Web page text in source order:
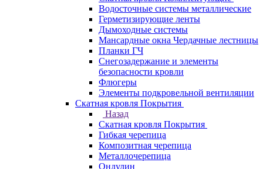
Водосточные системы металлические
Герметизирующие ленты
Дымоходные системы
Мансардные окна Чердачные лестницы
Планки ГЧ
Снегозадержание и элементы
безопасности кровли
Флюгеры
Элементы подкровельной вентиляции
Скатная кровля Покрытия
Назад
Скатная кровля Покрытия
Гибкая черепица
Композитная черепица
Металлочерепица
Ондулин